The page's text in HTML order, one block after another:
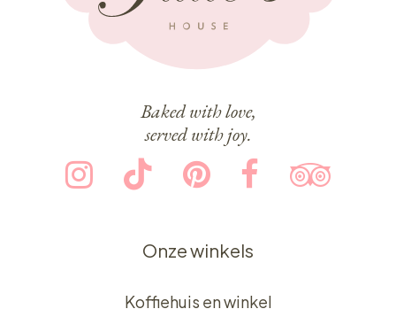
Baked with love,
served with joy.
Onze winkels
Koffiehuis en winkel